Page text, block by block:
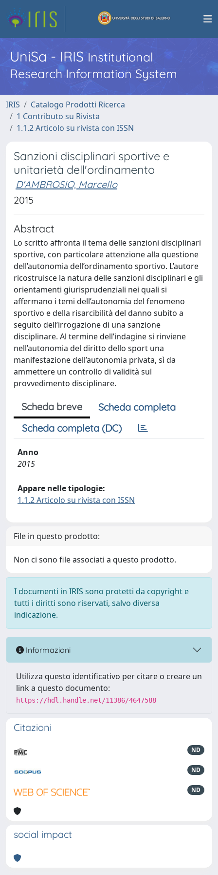
UniSa - IRISInstitutional
Research Information System
IRIS
Catalogo Prodotti Ricerca
1 Contributo su Rivista
1.1.2 Articolo su rivista con ISSN
Sanzioni disciplinari sportive e
unitarietà dell'ordinamento
D'AMBROSIO, Marcello
2015
Abstract
Lo scritto affronta il tema delle sanzioni disciplinari
sportive, con particolare attenzione alla questione
dell’autonomia dell’ordinamento sportivo. L’autore
ricostruisce la natura delle sanzioni disciplinari e gli
orientamenti giurisprudenziali nei quali si
affermano i temi dell’autonomia del fenomeno
sportivo e della risarcibilità del danno subito a
seguito dell’irrogazione di una sanzione
disciplinare. Al termine dell’indagine si rinviene
nell’autonomia del diritto dello sport una
manifestazione dell’autonomia privata, sì da
ammettere un controllo di validità sul
provvedimento disciplinare.
Scheda breve
Scheda completa
Scheda completa (DC)
Anno
2015
Appare nelle tipologie:
1.1.2 Articolo su rivista con ISSN
File in questo prodotto:
Non ci sono file associati a questo prodotto.
I documenti in IRIS sono protetti da copyright e
tutti i diritti sono riservati, salvo diversa
indicazione.
Informazioni
Utilizza questo identificativo per citare o creare un
link a questo documento:
https://hdl.handle.net/11386/4647588
Citazioni
ND
ND
ND
social impact